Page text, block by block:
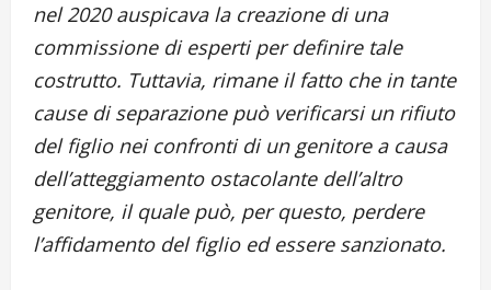
nel 2020 auspicava la creazione di una
commissione di esperti per definire tale
costrutto. Tuttavia, rimane il fatto che in tante
cause di separazione può verificarsi un rifiuto
del figlio nei confronti di un genitore a causa
dell’atteggiamento ostacolante dell’altro
genitore, il quale può, per questo, perdere
l’affidamento del figlio ed essere sanzionato.